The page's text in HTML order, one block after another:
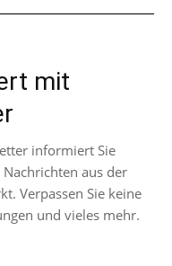
mit
informiert Sie
aus der
Verpassen Sie keine
und vieles mehr.